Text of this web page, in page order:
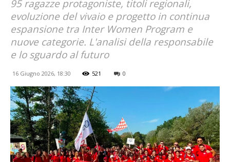
95 ragazze protagoniste, titoli regionali,
evoluzione del vivaio e progetto in continua
espansione tra Inter Women Program e
nuove categorie. L'analisi della responsabile
e lo sguardo al futuro
16 Giugno 2026, 18:30 521 0